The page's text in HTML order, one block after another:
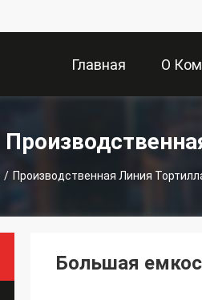
Главная О
/ Производственная Линия
Большая